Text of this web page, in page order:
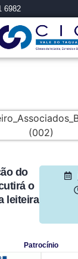
6982
do
o
leiteira
Patrocínio